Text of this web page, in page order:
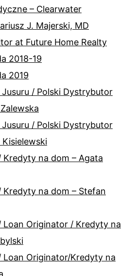
– Clearwater
J. Majerski, MD
at Future Home Realty
2018-19
2019
Jusuru / Polski Dystrybutor
Jusuru / Polski Dystrybutor
Kisielewski
na dom – Agata
na dom – Stefan
Originator / Kredyty na
Originator/Kredyty na